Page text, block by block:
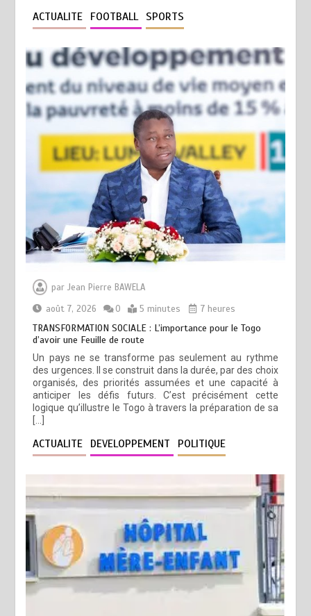
ACTUALITE FOOTBALL SPORTS
parJean Pierre BAWELA
août 7, 2026
0 5 minutes 7 heures
TRANSFORMATION SOCIALE : L’importance pour le Togo
d’avoir une Feuille de route
Un pays ne se transforme pas seulement au rythme
des urgences. Il se construit dans la durée, par des choix
organisés, des priorités assumées et une capacité à
anticiper les défis futurs. C’est précisément cette
logique qu’illustre le Togo à travers la préparation de sa
[…]
ACTUALITE DEVELOPPEMENT POLITIQUE